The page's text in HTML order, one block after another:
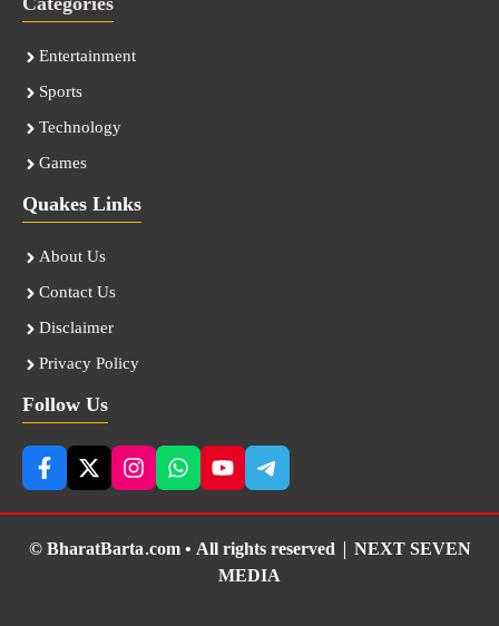
Entertainment
Sports
Technology
Games
Quakes Links
About Us
Contact Us
Disclaimer
Privacy Policy
Follow Us
© BharatBarta.com • All rights reserved | NEXT SEVEN
MEDIA